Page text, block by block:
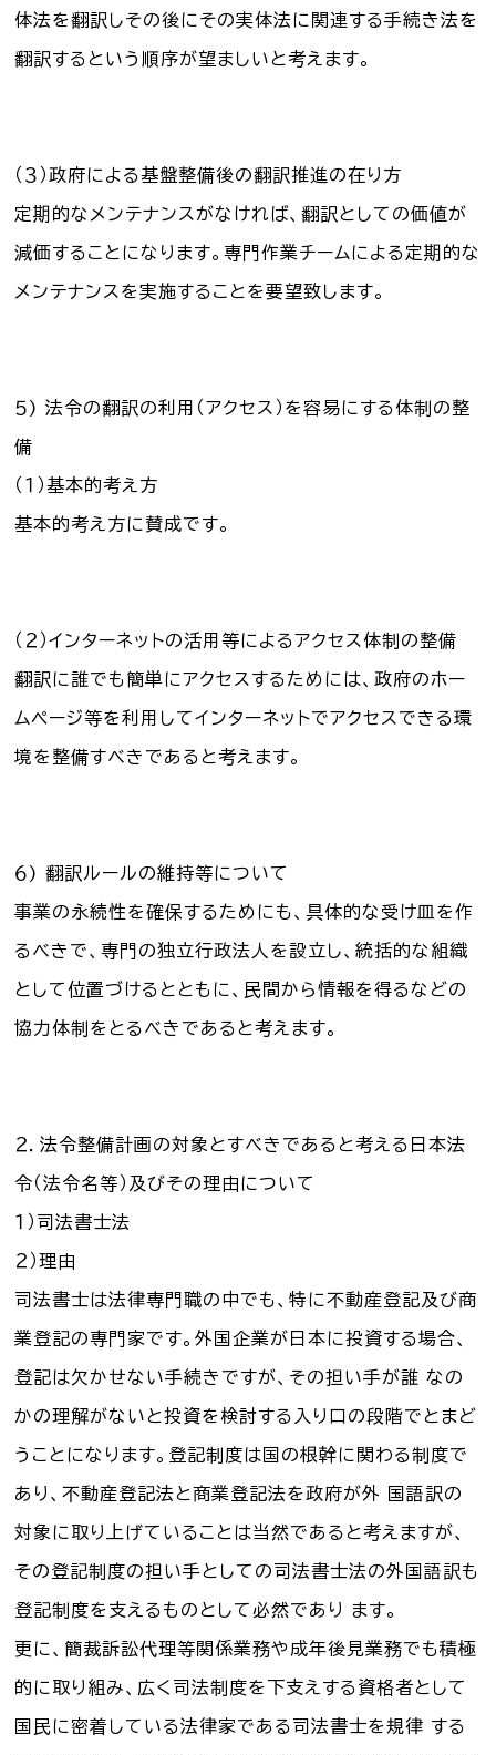
体法を翻訳しその後にその実体法に関連する手続き法を
翻訳するという順序が望ましいと考えます。
（３）政府による基盤整備後の翻訳推進の在り方
定期的なメンテナンスがなければ、翻訳としての価値が
減価することになります。専門作業チームによる定期的な
メンテナンスを実施することを要望致します。
５) 法令の翻訳の利用（アクセス）を容易にする体制の整
備
（１）基本的考え方
基本的考え方に賛成です。
（２）インターネットの活用等によるアクセス体制の整備
翻訳に誰でも簡単にアクセスするためには、政府のホー
ムページ等を利用してインターネットでアクセスできる環
境を整備すべきであると考えます。
６) 翻訳ルールの維持等について
事業の永続性を確保するためにも、具体的な受け皿を作
るべきで、専門の独立行政法人を設立し、統括的な組織
として位置づけるとともに、民間から情報を得るなどの
協力体制をとるべきであると考えます。
２．法令整備計画の対象とすべきであると考える日本法
令（法令名等）及びその理由について
１）司法書士法
２）理由
司法書士は法律専門職の中でも、特に不動産登記及び商
業登記の専門家です。外国企業が日本に投資する場合、
登記は欠かせない手続きですが、その担い手が誰 なの
かの理解がないと投資を検討する入り口の段階でとまど
うことになります。登記制度は国の根幹に関わる制度で
あり、不動産登記法と商業登記法を政府が外 国語訳の
対象に取り上げていることは当然であると考えますが、
その登記制度の担い手としての司法書士法の外国語訳も
登記制度を支えるものとして必然であり ます。
更に、簡裁訴訟代理等関係業務や成年後見業務でも積極
的に取り組み、広く司法制度を下支えする資格者として
国民に密着している法律家である司法書士を規律 する